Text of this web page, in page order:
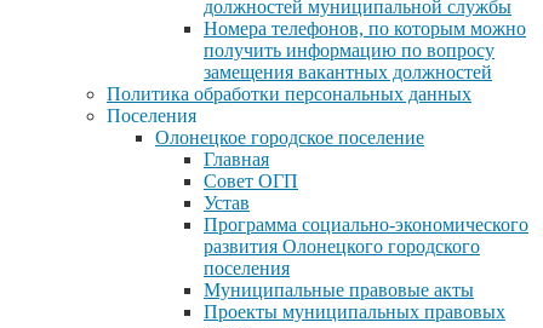
должностей муниципальной службы
Номера телефонов, по которым можно
получить информацию по вопросу
замещения вакантных должностей
Политика обработки персональных данных
Поселения
Олонецкое городское поселение
Главная
Совет ОГП
Устав
Программа социально-экономического
развития Олонецкого городского
поселения
Муниципальные правовые акты
Проекты муниципальных правовых